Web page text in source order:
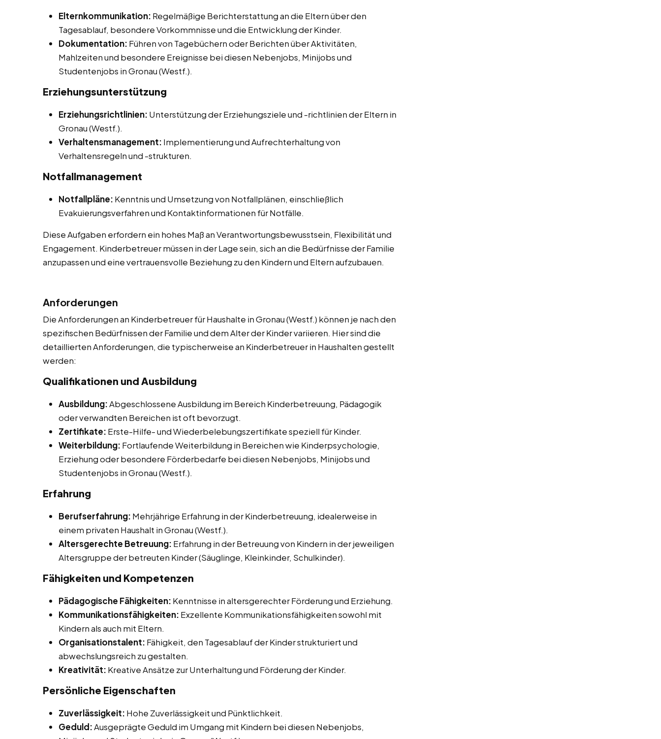
Elternkommunikation: Regelmäßige Berichterstattung an die Eltern über den
Tagesablauf, besondere Vorkommnisse und die Entwicklung der Kinder.
Dokumentation: Führen von Tagebüchern oder Berichten über Aktivitäten,
Mahlzeiten und besondere Ereignisse bei diesen Nebenjobs, Minijobs und
Studentenjobs in Gronau (Westf.).
Erziehungsunterstützung
Erziehungsrichtlinien: Unterstützung der Erziehungsziele und -richtlinien der Eltern in
Gronau (Westf.).
Verhaltensmanagement: Implementierung und Aufrechterhaltung von
Verhaltensregeln und -strukturen.
Notfallmanagement
Notfallpläne: Kenntnis und Umsetzung von Notfallplänen, einschließlich
Evakuierungsverfahren und Kontaktinformationen für Notfälle.
Diese Aufgaben erfordern ein hohes Maß an Verantwortungsbewusstsein, Flexibilität und
Engagement. Kinderbetreuer müssen in der Lage sein, sich an die Bedürfnisse der Familie
anzupassen und eine vertrauensvolle Beziehung zu den Kindern und Eltern aufzubauen.
Anforderungen
Die Anforderungen an Kinderbetreuer für Haushalte in Gronau (Westf.) können je nach den
spezifischen Bedürfnissen der Familie und dem Alter der Kinder variieren. Hier sind die
detaillierten Anforderungen, die typischerweise an Kinderbetreuer in Haushalten gestellt
werden:
Qualifikationen und Ausbildung
Ausbildung:Abgeschlossene Ausbildung im Bereich Kinderbetreuung, Pädagogik
oder verwandten Bereichen ist oft bevorzugt.
Zertifikate: Erste-Hilfe- und Wiederbelebungszertifikate speziell für Kinder.
Weiterbildung: Fortlaufende Weiterbildung in Bereichen wie Kinderpsychologie,
Erziehung oder besondere Förderbedarfe bei diesen Nebenjobs, Minijobs und
Studentenjobs in Gronau (Westf.).
Erfahrung
Berufserfahrung: Mehrjährige Erfahrung in der Kinderbetreuung, idealerweise in
einem privaten Haushalt in Gronau (Westf.).
Altersgerechte Betreuung: Erfahrung in der Betreuung von Kindern in der jeweiligen
Altersgruppe der betreuten Kinder (Säuglinge, Kleinkinder, Schulkinder).
Fähigkeiten und Kompetenzen
Pädagogische Fähigkeiten: Kenntnisse in altersgerechter Förderung und Erziehung.
Kommunikationsfähigkeiten: Exzellente Kommunikationsfähigkeiten sowohl mit
Kindern als auch mit Eltern.
Organisationstalent: Fähigkeit, den Tagesablauf der Kinder strukturiert und
abwechslungsreich zu gestalten.
Kreativität: Kreative Ansätze zur Unterhaltung und Förderung der Kinder.
Persönliche Eigenschaften
Zuverlässigkeit: Hohe Zuverlässigkeit und Pünktlichkeit.
Geduld:Ausgeprägte Geduld im Umgang mit Kindern bei diesen Nebenjobs,